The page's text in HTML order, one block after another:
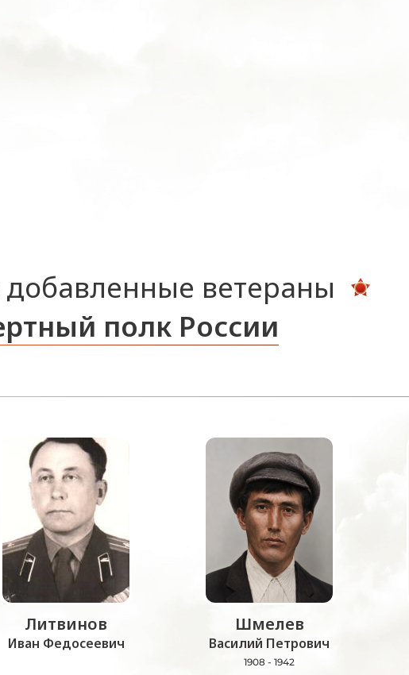
ветераны
полк России
Литвинов
Иван Федосеевич
Шмелев
Василий Петрович
1908 - 1942